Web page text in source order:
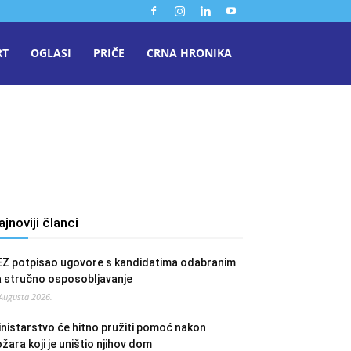
OGLASI PRIČE CRNA HRONIKA
članci
potpisao ugovore s kandidatima odabranim
stručno osposobljavanje
2026.
će hitno pružiti pomoć nakon
koji je uništio njihov dom